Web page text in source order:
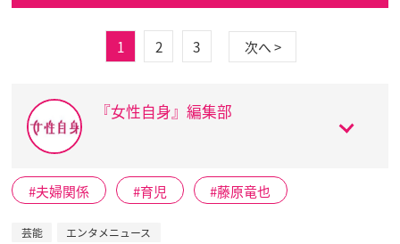
1 2 3 次へ >
『女性自身』編集部
夫婦関係 育児 藤原竜也
芸能 エンタメニュース